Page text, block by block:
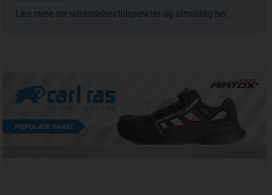
Læs mere om udsendelsestidspunkter og afmelding her.